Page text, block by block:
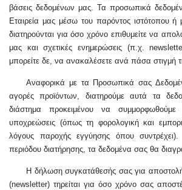
βάσεις δεδομένων μας. Τα προσωπικά
Εταιρεία μας μέσω του παρόντος ιστότοπου
διατηρούνται για όσο χρόνο επιθυμείτε να
μας και σχετικές ενημερώσεις (π.χ.
μπορείτε δε, να ανακαλέσετε ανά πάσα στιγμή
Αναφορικά με τα Προσωπικά σας
αγορές προϊόντων, διατηρούμε αυτά τα
διάστημα προκειμένου να
υποχρεώσεις (όπως τη φορολογική και
λόγους παροχής εγγύησης όπου
περιόδου διατήρησης, τα δεδομένα σας θα
Η δήλωση συγκατάθεσής σας για αποστολή
(newsletter) τηρείται για όσο χρόνο σας